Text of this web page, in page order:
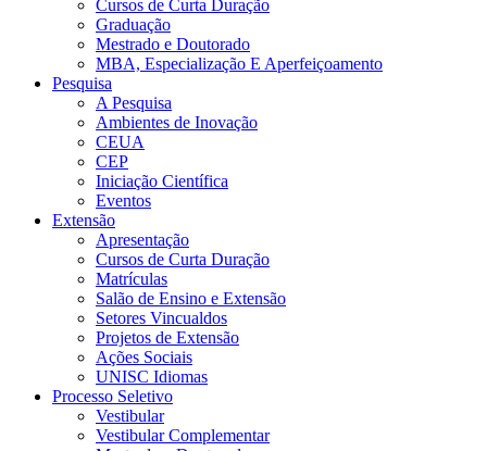
Cursos de Curta Duração
Graduação
Mestrado e Doutorado
MBA, Especialização E Aperfeiçoamento
Pesquisa
A Pesquisa
Ambientes de Inovação
CEUA
CEP
Iniciação Científica
Eventos
Extensão
Apresentação
Cursos de Curta Duração
Matrículas
Salão de Ensino e Extensão
Setores Vincualdos
Projetos de Extensão
Ações Sociais
UNISC Idiomas
Processo Seletivo
Vestibular
Vestibular Complementar